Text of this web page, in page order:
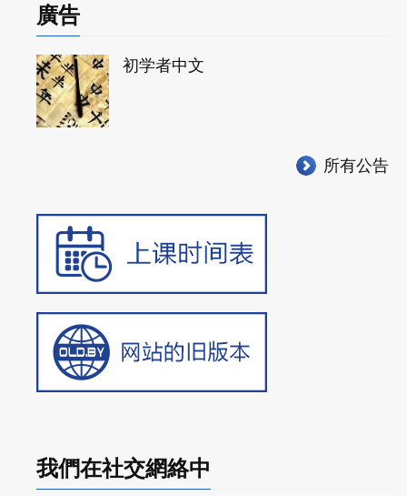
廣告
初学者中文
所有公告
我們在社交網絡中